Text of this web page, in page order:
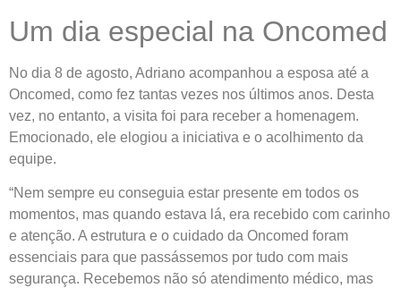
Um dia especial na Oncomed
No dia 8 de agosto, Adriano acompanhou a esposa até a
Oncomed, como fez tantas vezes nos últimos anos. Desta
vez, no entanto, a visita foi para receber a homenagem.
Emocionado, ele elogiou a iniciativa e o acolhimento da
equipe.
“Nem sempre eu conseguia estar presente em todos os
momentos, mas quando estava lá, era recebido com carinho
e atenção. A estrutura e o cuidado da Oncomed foram
essenciais para que passássemos por tudo com mais
segurança. Recebemos não só atendimento médico, mas